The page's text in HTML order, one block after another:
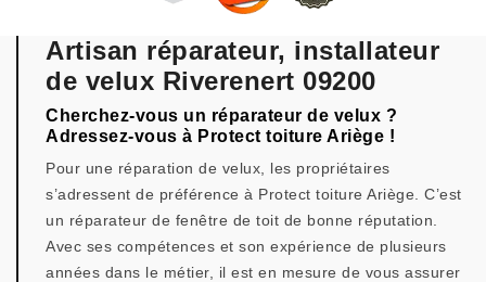
Artisan réparateur, installateur
de velux Riverenert 09200
Cherchez-vous un réparateur de velux ?
Adressez-vous à Protect toiture Ariège !
Pour une réparation de velux, les propriétaires
s’adressent de préférence à Protect toiture Ariège. C’est
un réparateur de fenêtre de toit de bonne réputation.
Avec ses compétences et son expérience de plusieurs
années dans le métier, il est en mesure de vous assurer